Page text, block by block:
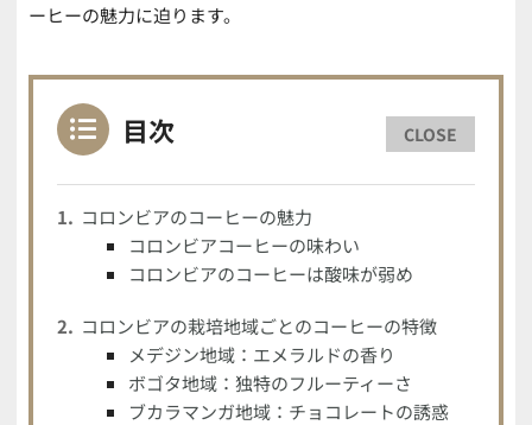
ーヒーの魅力に迫ります。
目次 CLOSE
コロンビアのコーヒーの魅力
コロンビアコーヒーの味わい
コロンビアのコーヒーは酸味が弱め
コロンビアの栽培地域ごとのコーヒーの特徴
メデジン地域：エメラルドの香り
ボゴタ地域：独特のフルーティーさ
ブカラマンガ地域：チョコレートの誘惑